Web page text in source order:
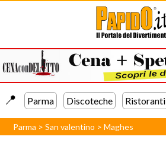
📍️ Parma Discoteche Ristoranti
Parma >San valentino >Maghes